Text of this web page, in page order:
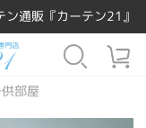
通販『カーテン21』
部屋